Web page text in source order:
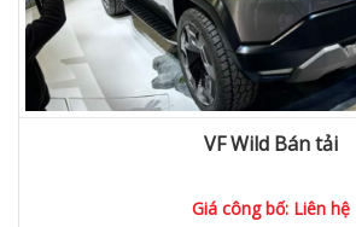
VF Wild Bán tải
Giá công bố: Liên hệ